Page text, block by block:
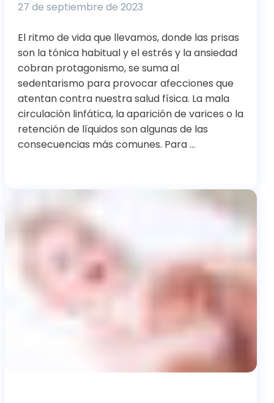
27 de septiembre de 2023
El ritmo de vida que llevamos, donde las prisas
son la tónica habitual y el estrés y la ansiedad
cobran protagonismo, se suma al
sedentarismo para provocar afecciones que
atentan contra nuestra salud física. La mala
circulación linfática, la aparición de varices o la
retención de líquidos son algunas de las
consecuencias más comunes. Para …